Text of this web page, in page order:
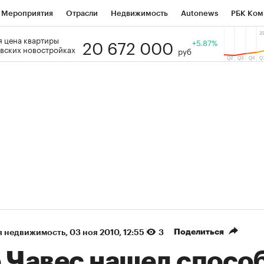
Мероприятия Отрасли Недвижимость Autonews РБК
РБК Образование Тренды
цена квартиры
новостройках
20 672 000 руб
+5.87%
недвижимость⁠, 03 ноя 2010, 12:55 3 Поделиться